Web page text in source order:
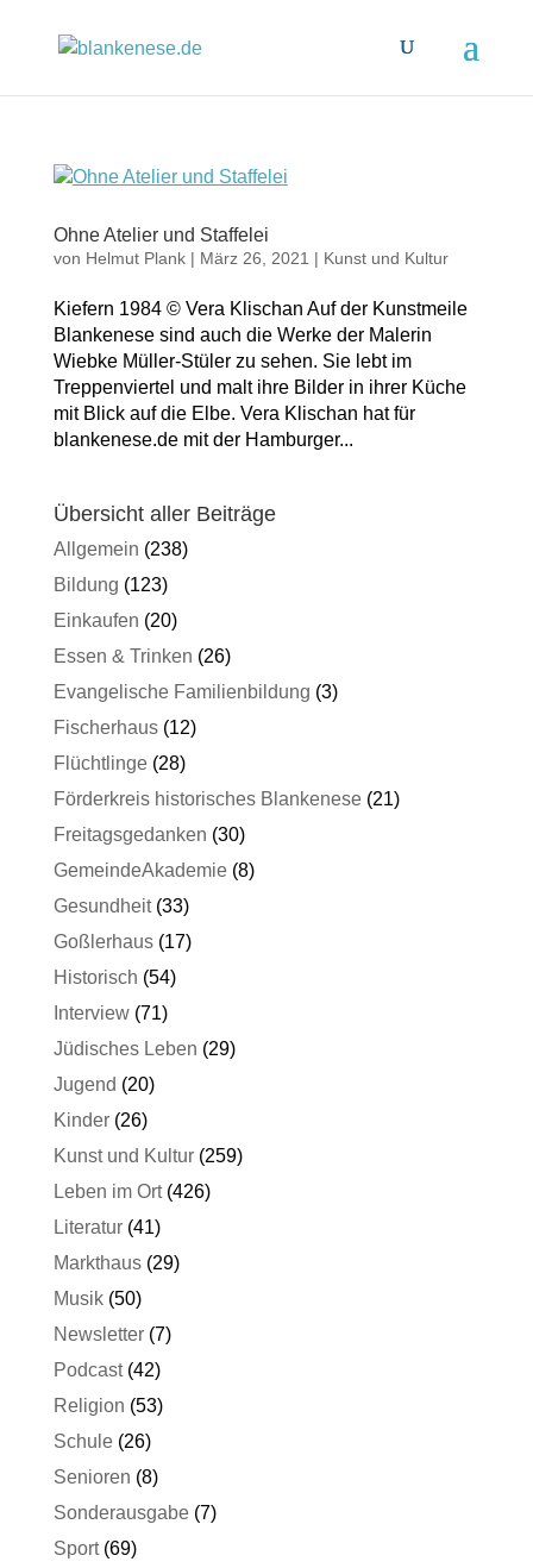
Ohne Atelier und Staffelei
von Helmut Plank| März 26, 2021 | Kunst und Kultur
Kiefern 1984 © Vera Klischan Auf der Kunstmeile
Blankenese sind auch die Werke der Malerin
Wiebke Müller-Stüler zu sehen. Sie lebt im
Treppenviertel und malt ihre Bilder in ihrer Küche
mit Blick auf die Elbe. Vera Klischan hat für
blankenese.de mit der Hamburger...
Übersicht aller Beiträge
Allgemein (238)
Bildung (123)
Einkaufen (20)
Essen & Trinken (26)
Evangelische Familienbildung (3)
Fischerhaus(12)
Flüchtlinge(28)
Förderkreis historisches Blankenese(21)
Freitagsgedanken (30)
GemeindeAkademie(8)
Gesundheit(33)
Goßlerhaus(17)
Historisch (54)
Interview(71)
Jüdisches Leben (29)
Jugend (20)
Kinder(26)
Kunst und Kultur(259)
Leben im Ort(426)
Literatur(41)
Markthaus(29)
Musik(50)
Newsletter(7)
Podcast(42)
Religion (53)
Schule(26)
Senioren (8)
Sonderausgabe(7)
Sport(69)